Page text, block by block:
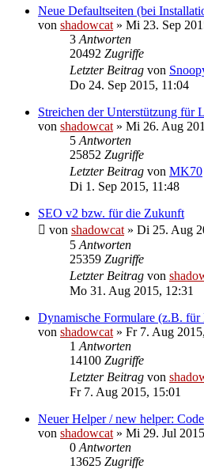
Neue Defaultseiten (bei
von shadowcat » Mi 23. Sep
3 Antworten
20492 Zugriffe
Letzter Beitrag von
Do 24. Sep 2015, 11:04
Streichen der Unterstützung für
von shadowcat » Mi 26. Aug
5 Antworten
25852 Zugriffe
Letzter Beitrag von MK70
Di 1. Sep 2015, 11:48
SEO v2 bzw. für die Zukunft
von shadowcat » Di 25. Aug
5 Antworten
25359 Zugriffe
Letzter Beitrag von
Mo 31. Aug 2015, 12:31
Dynamische Formulare (z.B. für
von shadowcat » Fr 7. Aug
1 Antworten
14100 Zugriffe
Letzter Beitrag von
Fr 7. Aug 2015, 15:01
Neuer Helper / new helper:
von shadowcat » Mi 29. Jul
0 Antworten
13625 Zugriffe